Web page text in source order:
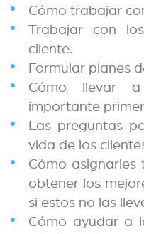
Cómo trabajar
Trabajar con
cliente.
Formular planes
Cómo llevar
importante
Las preguntas
vida de los
Cómo
obtener los
si estos no las
Cómo ayudar a